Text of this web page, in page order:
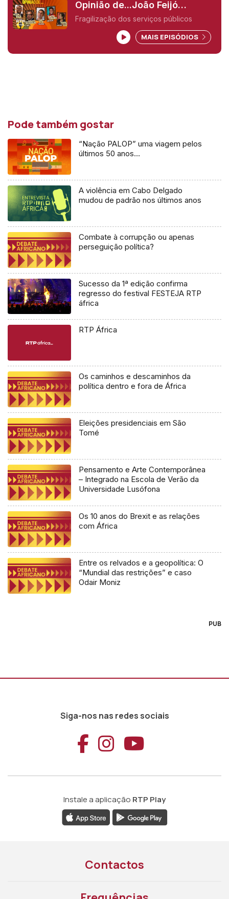
Opinião de...João Feijó
(Moçambique),
Fragilização dos serviços públicos
MAIS EPISÓDIOS
Pode também gostar
“Nação PALOP” uma viagem pelos
últimos 50 anos…
A violência em Cabo Delgado
mudou de padrão nos últimos anos
Combate à corrupção ou apenas
perseguição política?
Sucesso da 1ª edição confirma
regresso do festival FESTEJA RTP
áfrica
RTP África
Os caminhos e descaminhos da
política dentro e fora de África
Eleições presidenciais em São
Tomé
Pensamento e Arte Contemporânea
– Integrado na Escola de Verão da
Universidade Lusófona
Os 10 anos do Brexit e as relações
com África
Entre os relvados e a geopolítica: O
“Mundial das restrições” e caso
Odair Moniz
PUB
Siga-nos nas redes sociais
Aceder ao
Aceder ao
Aceder
Instale a aplicação RTP Play
Contactos